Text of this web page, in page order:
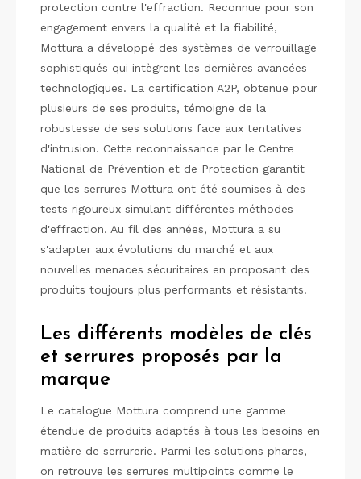
protection contre l'effraction. Reconnue pour son
engagement envers la qualité et la fiabilité,
Mottura a développé des systèmes de verrouillage
sophistiqués qui intègrent les dernières avancées
technologiques. La certification A2P, obtenue pour
plusieurs de ses produits, témoigne de la
robustesse de ses solutions face aux tentatives
d'intrusion. Cette reconnaissance par le Centre
National de Prévention et de Protection garantit
que les serrures Mottura ont été soumises à des
tests rigoureux simulant différentes méthodes
d'effraction. Au fil des années, Mottura a su
s'adapter aux évolutions du marché et aux
nouvelles menaces sécuritaires en proposant des
produits toujours plus performants et résistants.
Les différents modèles de clés
et serrures proposés par la
marque
Le catalogue Mottura comprend une gamme
étendue de produits adaptés à tous les besoins en
matière de serrurerie. Parmi les solutions phares,
on retrouve les serrures multipoints comme le